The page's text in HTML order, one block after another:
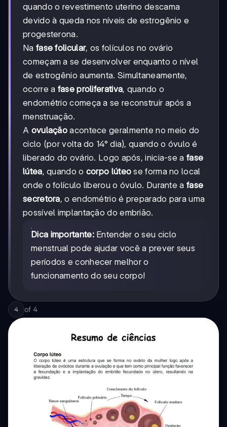
quando o revestimento uterino descama
devido à queda nos níveis de estrogênio e
progesterona.
Na fase folicular, os folículos no ovário
começam a se desenvolver enquanto o nível
de estrogênio aumenta. Simultaneamente,
ocorre a fase proliferativa, quando o
endométrio começa a se reconstruir após a
menstruação.
A ovulação acontece geralmente no meio do
ciclo (por volta do 14° dia), quando o óvulo é
liberado do ovário. Logo após, inicia-se a fase
lútea, quando o corpo lúteo se forma no local
onde o folículo liberou o óvulo. Durante a fase
secretora, o endométrio é preparado para uma
possível implantação do embrião.
Dica importante:Entender o seu ciclo
menstrual pode ajudar você a prever seus
períodos e conhecer melhor o
funcionamento do seu corpo!
4 of 4